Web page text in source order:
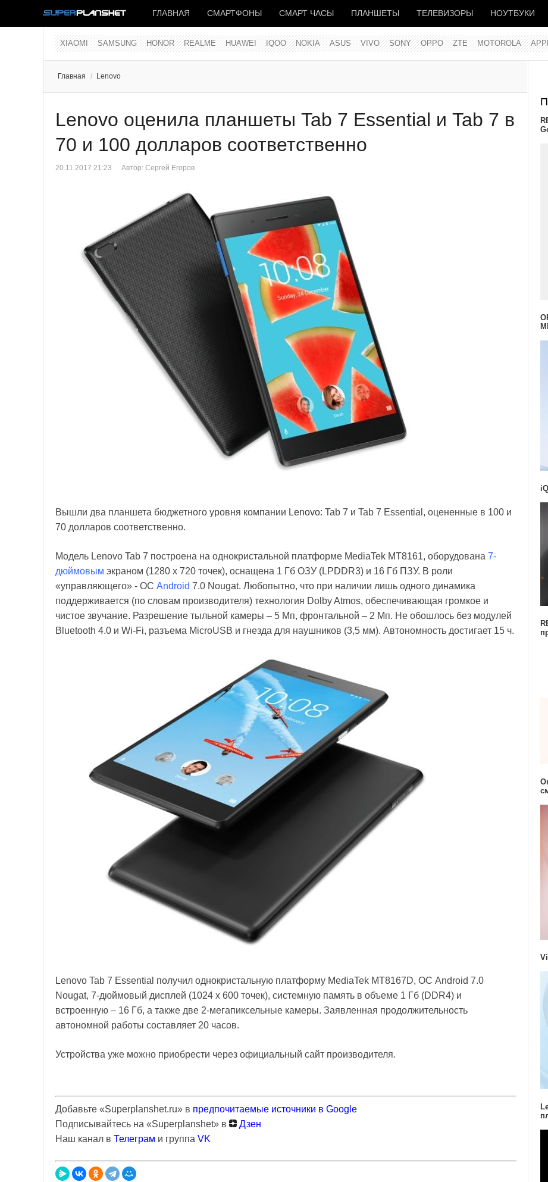
ГЛАВНАЯ СМАРТФОНЫ СМАРТ ЧАСЫ ПЛАНШЕТЫ ТЕЛЕВИЗОРЫ НОУТБУКИ
XIAOMI SAMSUNG HONOR REALME HUAWEI IQOO NOKIA ASUS VIVO SONY OPPO ZTE MOTOROLA
Главная / Lenovo
Lenovo оценила планшеты Tab 7 Essential и Tab 7 в
70 и 100 долларов соответственно
20.11.2017 21:23 Автор: Сергей Егоров
Вышли два планшета бюджетного уровня компании Lenovo: Tab 7 и Tab 7 Essential, оцененные в 100 и
70 долларов соответственно.
Модель Lenovo Tab 7 построена на однокристальной платформе MediaTek MT8161, оборудована 7-
дюймовым экраном (1280 х 720 точек), оснащена 1 Гб ОЗУ (LPDDR3) и 16 Гб ПЗУ. В роли
«управляющего» - ОС Android 7.0 Nougat. Любопытно, что при наличии лишь одного динамика
поддерживается (по словам производителя) технология Dolby Atmos, обеспечивающая громкое и
чистое звучание. Разрешение тыльной камеры – 5 Мп, фронтальной – 2 Мп. Не обошлось без модулей
Bluetooth 4.0 и Wi-Fi, разъема MicroUSB и гнезда для наушников (3,5 мм). Автономность достигает 15 ч.
Lenovo Tab 7 Essential получил однокристальную платформу MediaTek MT8167D, ОС Android 7.0
Nougat, 7-дюймовый дисплей (1024 x 600 точек), системную память в объеме 1 Гб (DDR4) и
встроенную – 16 Гб, а также две 2-мегапиксельные камеры. Заявленная продолжительность
автономной работы составляет 20 часов.
Устройства уже можно приобрести через официальный сайт производителя.
Добавьте «Superplanshet.ru» в предпочитаемые источники в Google
Подписывайтесь на «Superplanshet» в
Дзен
Наш канал в Телеграм и группа VK